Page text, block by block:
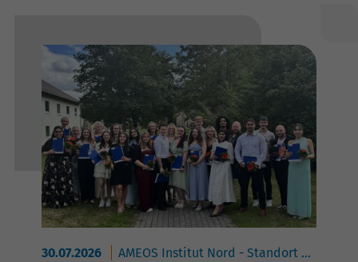
30.07.2026 AMEOS Institut Nord - Standort Geestland